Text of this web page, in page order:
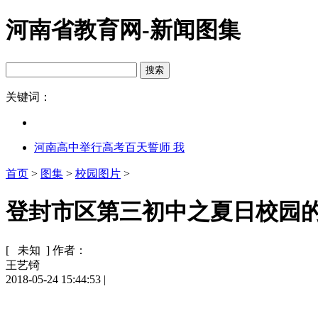
河南省教育网-新闻图集
关键词：
河南高中举行高考百天誓师 我
首页 > 图集 > 校园图片 >
登封市区第三初中之夏日校园
[ 未知 ] 作者：
王艺锜
2018-05-24 15:44:53 |